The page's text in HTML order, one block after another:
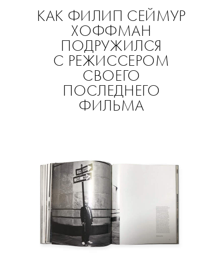
КАК ФИЛИП СЕЙМУР
ХОФФМАН
ПОДРУЖИЛСЯ
С РЕЖИССЕРОМ
СВОЕГО
ПОСЛЕДНЕГО
ФИЛЬМА